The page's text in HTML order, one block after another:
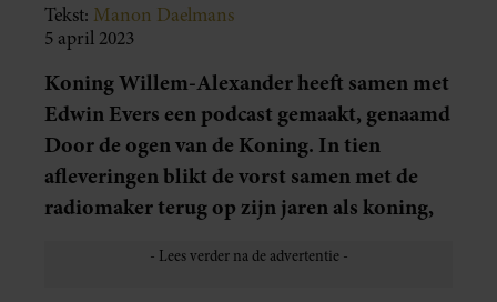
Tekst: Manon Daelmans
5 april 2023
Koning Willem-Alexander heeft samen met
Edwin Evers een podcast gemaakt, genaamd
Door de ogen van de Koning. In tien
afleveringen blikt de vorst samen met de
radiomaker terug op zijn jaren als koning,